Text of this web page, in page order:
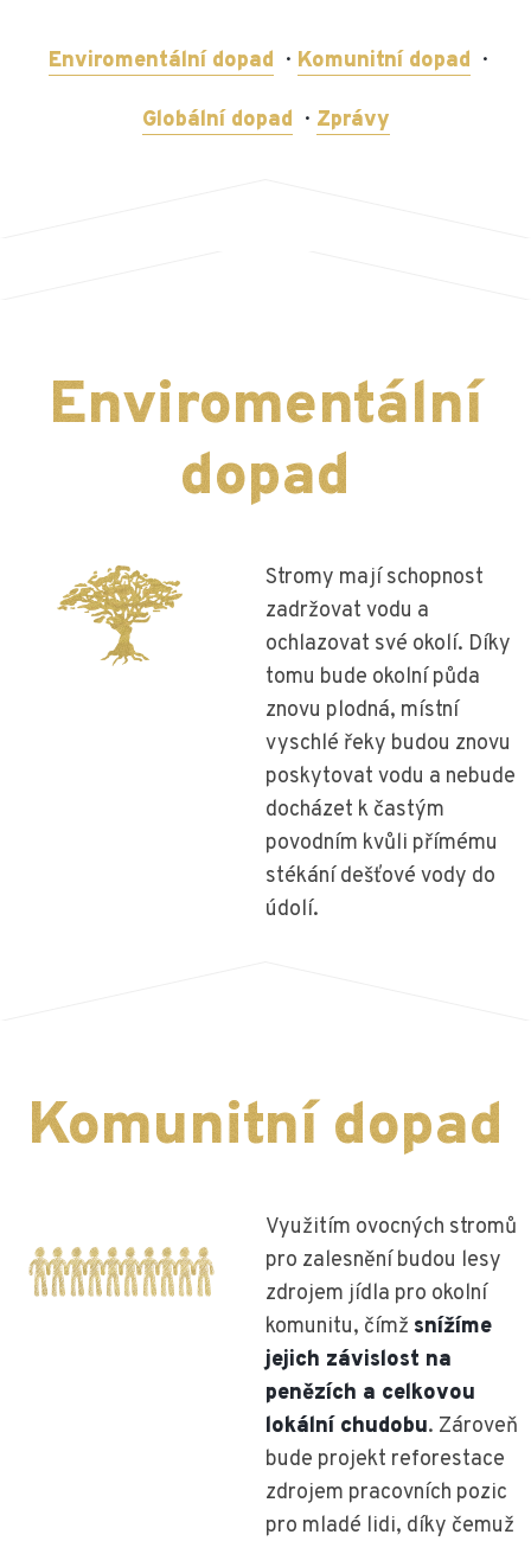
Enviromentální dopad Komunitní dopad
Globální dopad Zprávy
Enviromentální
dopad
Stromy mají schopnost
zadržovat vodu a
ochlazovat své okolí. Díky
tomu bude okolní půda
znovu plodná, místní
vyschlé řeky budou znovu
poskytovat vodu a nebude
docházet k častým
povodním kvůli přímému
stékání dešťové vody do
údolí.
Komunitní dopad
Využitím ovocných stromů
pro zalesnění budou lesy
zdrojem jídla pro okolní
komunitu, čímž snížíme
jejich závislost na
penězích a celkovou
lokální chudobu. Zároveň
bude projekt reforestace
zdrojem pracovních pozic
pro mladé lidi, díky čemuž